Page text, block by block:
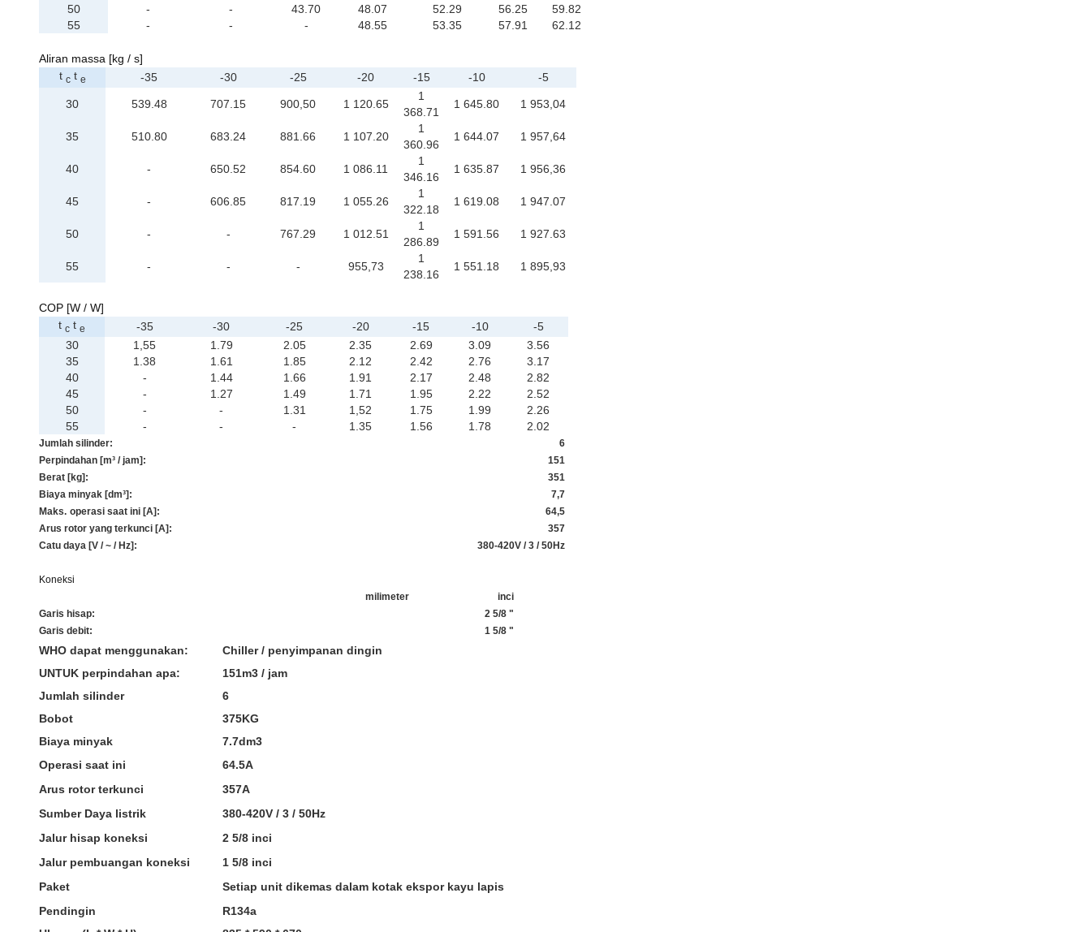
50
- - 43.70 48.07 52.29 56.25
59.82
55
- - - 48.55 53.35 57.91 62.12
Aliran massa [kg / s]
t ct e -35 -30 -25 -20 -15 -10 -5
30 539.48 707.15 900,50 1 120.65
1
368.71
1 645.80 1 953,04
35 510.80 683.24 881.66 1 107.20
1
360.96
1 644.07 1 957,64
40 - 650.52 854.60 1 086.11
1
346.16
1 635.87 1 956,36
45 - 606.85 817.19 1 055.26
1
322.18
1 619.08 1 947.07
50 - - 767.29 1 012.51
1
286.89
1 591.56 1 927.63
55 - - - 955,73
1
238.16
1 551.18 1 895,93
COP [W / W]
t c t e -35 -30 -25 -20 -15 -10
-5
30
1,55 1.79 2.05 2.35 2.69 3.09
3.56
35
1.38 1.61 1.85 2.12 2.42 2.76
3.17
40
- 1.44 1.66 1.91 2.17 2.48
2.82
45
- 1.27 1.49 1.71 1.95 2.22
2.52
50
- - 1.31 1,52 1.75 1.99
2.26
55
- - - 1.35 1.56 1.78 2.02
Jumlah silinder:
6
Perpindahan [m³ / jam]:
151
Berat [kg]:
351
Biaya minyak [dm³]:
7,7
Maks. operasi saat ini [A]:
64,5
Arus rotor yang terkunci [A]:
357
Catu daya [V / ~ / Hz]:
380-420V / 3 / 50Hz
Koneksi
milimeter
inci
Garis hisap:
2 5/8 "
Garis debit:
1 5/8 "
WHO dapat menggunakan:
Chiller / penyimpanan dingin
UNTUK perpindahan apa:
151m3 / jam
Jumlah silinder
6
Bobot
375KG
Biaya minyak
7.7dm3
Operasi saat ini
64.5A
Arus rotor terkunci
357A
Sumber Daya listrik
380-420V / 3 / 50Hz
Jalur hisap koneksi
2 5/8 inci
Jalur pembuangan koneksi
1 5/8 inci
Paket
Setiap unit dikemas dalam kotak ekspor kayu lapis
Pendingin
R134a